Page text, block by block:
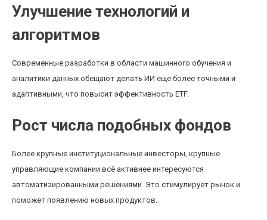
Улучшение технологий и
алгоритмов
Современные разработки в области машинного обучения и
аналитики данных обещают делать ИИ еще более точными и
адаптивными, что повысит эффективность ETF.
Рост числа подобных фондов
Более крупные институциональные инвесторы, крупные
управляющие компании всё активнее интересуются
автоматизированными решениями. Это стимулирует рынок и
поможет появлению новых продуктов.